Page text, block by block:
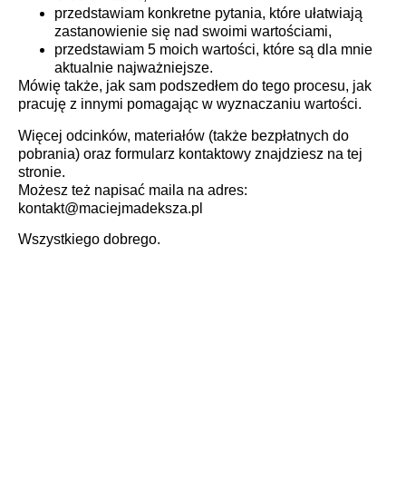
przedstawiam konkretne pytania, które ułatwiają
zastanowienie się nad swoimi wartościami,
przedstawiam 5 moich wartości, które są dla mnie
aktualnie najważniejsze.
Mówię także, jak sam podszedłem do tego procesu, jak
pracuję z innymi pomagając w wyznaczaniu wartości.
Więcej odcinków, materiałów (także bezpłatnych do
pobrania) oraz formularz kontaktowy znajdziesz na tej
stronie.
Możesz też napisać maila na adres:
kontakt@maciejmadeksza.pl
Wszystkiego dobrego.